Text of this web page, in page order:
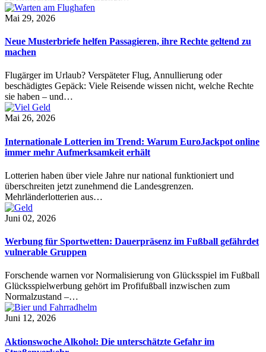
Mai 29, 2026
Neue Musterbriefe helfen Passagieren, ihre Rechte geltend zu
machen
Flugärger im Urlaub? Verspäteter Flug, Annullierung oder
beschädigtes Gepäck: Viele Reisende wissen nicht, welche Rechte
sie haben – und…
Mai 26, 2026
Internationale Lotterien im Trend: Warum EuroJackpot online
immer mehr Aufmerksamkeit erhält
Lotterien haben über viele Jahre nur national funktioniert und
überschreiten jetzt zunehmend die Landesgrenzen.
Mehrländerlotterien aus…
Juni 02, 2026
Werbung für Sportwetten: Dauerpräsenz im Fußball gefährdet
vulnerable Gruppen
Forschende warnen vor Normalisierung von Glücksspiel im Fußball
Glücksspielwerbung gehört im Profifußball inzwischen zum
Normalzustand –…
Juni 12, 2026
Aktionswoche Alkohol: Die unterschätzte Gefahr im